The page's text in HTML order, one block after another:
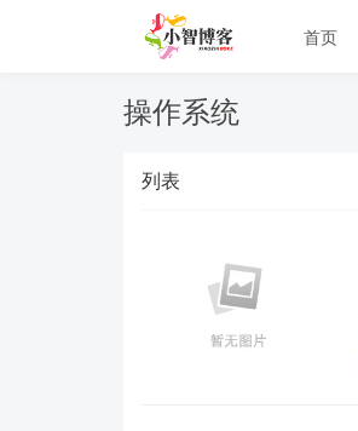
首页
操作系统
列表